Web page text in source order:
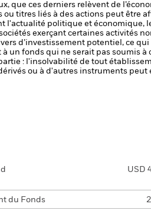
que ces derniers relèvent de
ou titres liés à des actions peut être
l'actualité politique et économique,
exerçant certaines activités
d’investissement potentiel, ce
un fonds qui ne serait pas soumis à
: l'insolvabilité de tout
ou à d'autres instruments peut
USD
du Fonds